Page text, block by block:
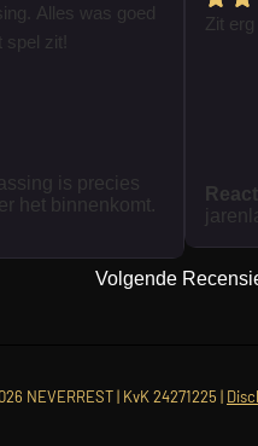
Alles was goed
zit!
is precies
het binnenkomt.
Zit erg
Volgende
NEVERREST | KvK 24271225 |